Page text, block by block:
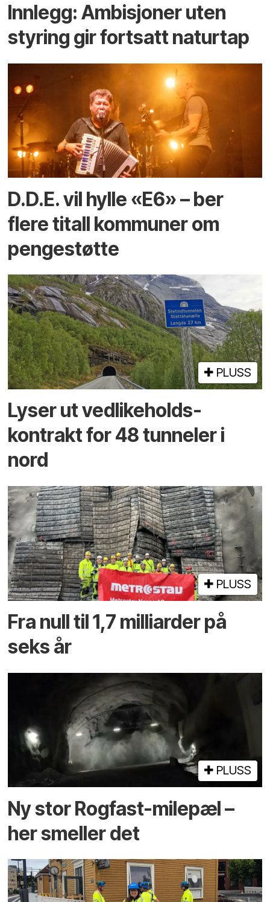
Innlegg: Ambisjoner uten
styring gir fortsatt naturtap
D.D.E. vil hylle «E6» – ber
flere titall kommuner om
pengestøtte
PLUSS
Lyser ut vedlikeholds­
kontrakt for 48 tunneler i
nord
PLUSS
Fra null til 1,7 milliarder på
seks år
PLUSS
Ny stor Rogfast-milepæl –
her smeller det